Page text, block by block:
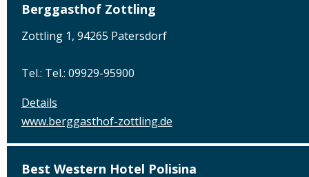
Berggasthof Zottling
Zottling 1, 94265 Patersdorf
Tel.: Tel.: 09929-95900
Details
www.berggasthof-zottling.de
Best Western Hotel Polisina